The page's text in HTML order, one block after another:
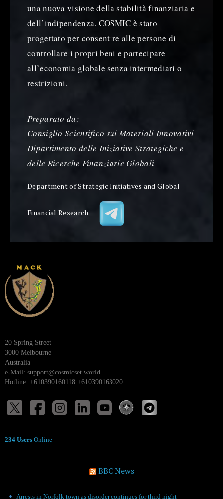
una nuova visione della stabilità finanziaria e
dell’indipendenza. COSMIC è stato
progettato per consentire alle persone di
controllare i propri beni e partecipare
all’economia globale senza intermediari o
restrizioni.
Preparato da:
Consiglio Scientifico sui Materiali Innovativi
Dipartimento delle Iniziative Strategiche e
delle Ricerche Finanziarie Globali
Department of Strategic Initiatives and Global
Financial Research
20 Spring Street
3000 Melbourne
Australia
e-Mail: support@cosmicset.world
Hotline: +610390160118 +610390163020
234 Users Online
BBC News
Arrests in Norfolk town as disorder continues for third night